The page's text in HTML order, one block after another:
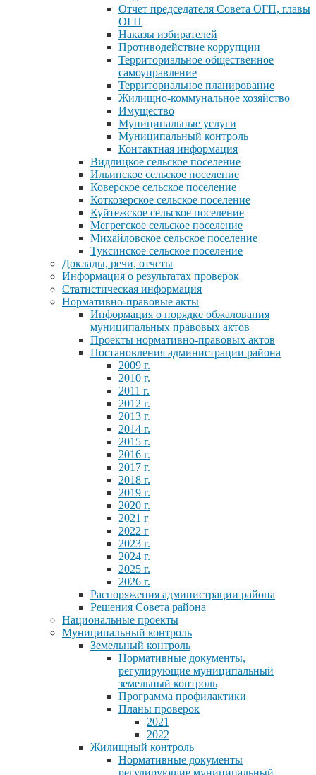
Отчет председателя Совета ОГП, главы
ОГП
Наказы избирателей
Противодействие коррупции
Территориальное общественное
самоуправление
Территориальное планирование
Жилищно-коммунальное хозяйство
Имущество
Муниципальные услуги
Муниципальный контроль
Контактная информация
Видлицкое сельское поселение
Ильинское сельское поселение
Коверское сельское поселение
Коткозерское сельское поселение
Куйтежское сельское поселение
Мегрегское сельское поселение
Михайловское сельское поселение
Туксинское сельское поселение
Доклады, речи, отчеты
Информация о результатах проверок
Статистическая информация
Нормативно-правовые акты
Информация о порядке обжалования
муниципальных правовых актов
Проекты нормативно-правовых актов
Постановления администрации района
2009 г.
2010 г.
2011 г.
2012 г.
2013 г.
2014 г.
2015 г.
2016 г.
2017 г.
2018 г.
2019 г.
2020 г.
2021 г
2022 г
2023 г.
2024 г.
2025 г.
2026 г.
Распоряжения администрации района
Решения Совета района
Национальные проекты
Муниципальный контроль
Земельный контроль
Нормативные документы,
регулирующие муниципальный
земельный контроль
Программа профилактики
Планы проверок
2021
2022
Жилищный контроль
Нормативные документы
регулирующие муниципальный